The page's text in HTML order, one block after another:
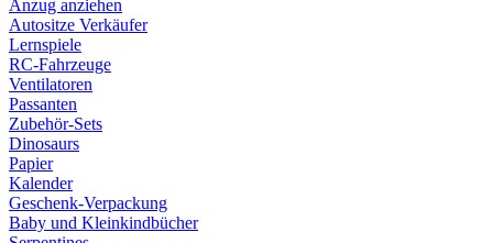
Anzug anziehen
Autositze Verkäufer
Lernspiele
RC-Fahrzeuge
Ventilatoren
Passanten
Zubehör-Sets
Dinosaurs
Papier
Kalender
Geschenk-Verpackung
Baby und Kleinkindbücher